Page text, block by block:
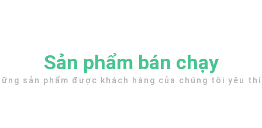
Sản phẩm bán chạy
sản phẩm được khách hàng của chúng tôi yêu